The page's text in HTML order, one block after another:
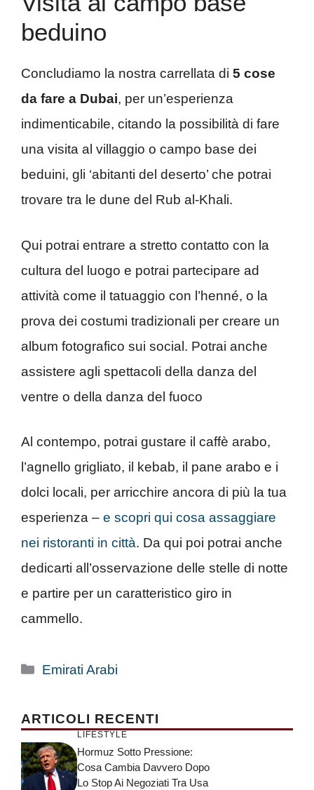
beduino
Concludiamo la nostra carrellata di 5 cose
da fare a Dubai, per un’esperienza
indimenticabile, citando la possibilità di fare
una visita al villaggio o campo base dei
beduini, gli ‘abitanti del deserto’ che potrai
trovare tra le dune del Rub al-Khali.
Qui potrai entrare a stretto contatto con la
cultura del luogo e potrai partecipare ad
attività come il tatuaggio con l’henné, o la
prova dei costumi tradizionali per creare un
album fotografico sui social. Potrai anche
assistere agli spettacoli della danza del
ventre o della danza del fuoco
Al contempo, potrai gustare il caffè arabo,
l’agnello grigliato, il kebab, il pane arabo e i
dolci locali, per arricchire ancora di più la tua
esperienza – e scopri qui cosa assaggiare
nei ristoranti in città. Da qui poi potrai anche
dedicarti all’osservazione delle stelle di notte
e partire per un caratteristico giro in
cammello.
Categorie
Emirati Arabi
ARTICOLI RECENTI
LIFESTYLE
Hormuz Sotto Pressione:
Cosa Cambia Davvero Dopo
Lo Stop Ai Negoziati Tra Usa